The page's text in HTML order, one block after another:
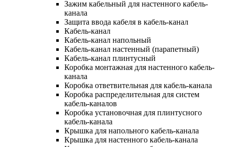
Зажим кабельный для настенного кабель-
канала
Защита ввода кабеля в кабель-канал
Кабель-канал
Кабель-канал напольный
Кабель-канал настенный (парапетный)
Кабель-канал плинтусный
Коробка монтажная для настенного кабель-
канала
Коробка ответвительная для кабель-канала
Коробка распределительная для систем
кабель-каналов
Коробка установочная для плинтусного
кабель-канала
Крышка для напольного кабель-канала
Крышка для настенного кабель-канала